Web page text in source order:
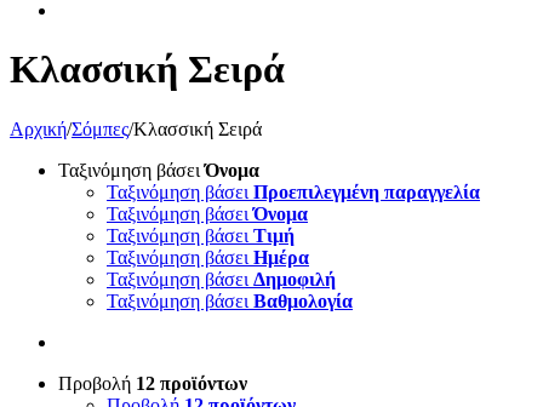
Κλασσική Σειρά
Αρχική/Σόμπες/Κλασσική Σειρά
Ταξινόμηση βάσειΌνομα
Ταξινόμηση βάσει Προεπιλεγμένη παραγγελία
Ταξινόμηση βάσειΌνομα
Ταξινόμηση βάσει Τιμή
Ταξινόμηση βάσει Ημέρα
Ταξινόμηση βάσει Δημοφιλή
Ταξινόμηση βάσει Βαθμολογία
Προβολή 12 προϊόντων